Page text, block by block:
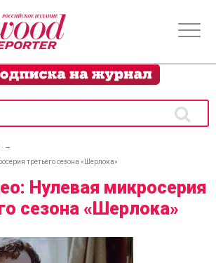
→
третьего сезона «Шерлока»
Нулевая микросерия
сезона «Шерлока»